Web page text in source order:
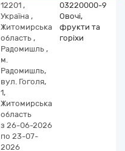
12201 ,
Україна ,
Житомирська
область ,
Радомишль ,
м.
Радомишль,
вул. Гоголя,
1,
Житомирська
область
з 26-06-2026
по 23-07-
2026
03220000-9
Овочі,
фрукти та
горіхи